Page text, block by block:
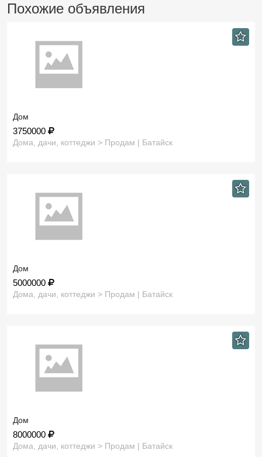
Похожие объявления
Дом
3750000
Дома, дачи, коттеджи > Продам | Батайск
Дом
5000000
Дома, дачи, коттеджи > Продам | Батайск
Дом
8000000
Дома, дачи, коттеджи > Продам | Батайск